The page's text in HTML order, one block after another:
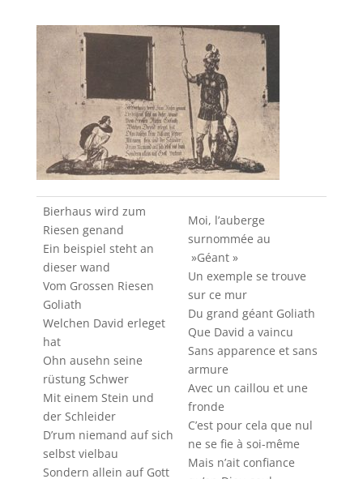
Bierhaus wird zum
Riesen genand
Ein beispiel steht an
dieser wand
Vom Grossen Riesen
Goliath
Welchen David erleget
hat
Ohn ausehn seine
rüstung Schwer
Mit einem Stein und
der Schleider
D’rum niemand auf sich
selbst vielbau
Sondern allein auf Gott
Moi, l’auberge
surnommée au
»Géant »
Un exemple se trouve
sur ce mur
Du grand géant Goliath
Que David a vaincu
Sans apparence et sans
armure
Avec un caillou et une
fronde
C’est pour cela que nul
ne se fie à soi-même
Mais n’ait confiance